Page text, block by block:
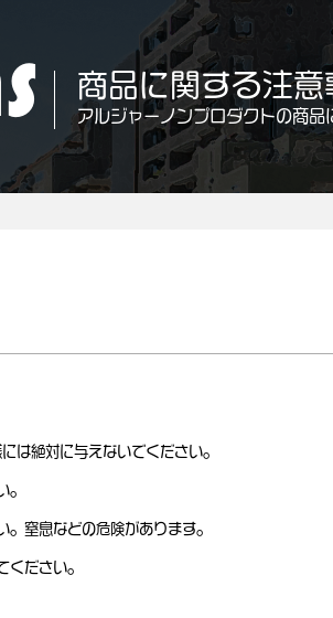
商品に関する注意
アルジャーノンプロダクトの商品
は絶対に与えないでください。
。
窒息などの危険があります。
ださい。